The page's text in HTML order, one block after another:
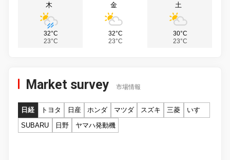
木
32°C
23°C
金
32°C
23°C
土
30°C
23°C
Market survey 市場情報
日経 トヨタ 日産 ホンダ マツダ スズキ 三菱
いすゞ
SUBARU
日野 ヤマハ発動機